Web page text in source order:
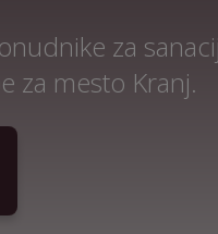
za
za mesto Kranj.